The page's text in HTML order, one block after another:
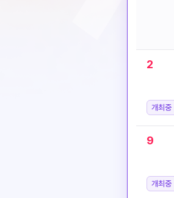
2
개최중
9
개최중